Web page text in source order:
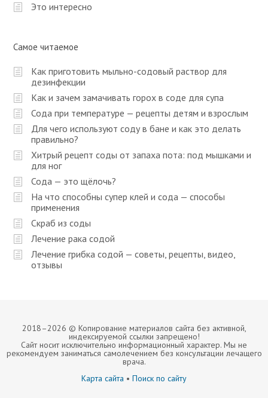
Это интересно
Самое читаемое
Как приготовить мыльно-содовый раствор для
дезинфекции
Как и зачем замачивать горох в соде для супа
Сода при температуре — рецепты детям и взрослым
Для чего используют соду в бане и как это делать
правильно?
Хитрый рецепт соды от запаха пота: под мышками и
для ног
Сода — это щёлочь?
На что способны супер клей и сода — способы
применения
Скраб из соды
Лечение рака содой
Лечение грибка содой — советы, рецепты, видео,
отзывы
2018–2026 © Копирование материалов сайта без активной,
индексируемой ссылки запрещено!
Сайт носит исключительно информационный характер. Мы не
рекомендуем заниматься самолечением без консультации лечащего
врача.
Карта сайта • Поиск по сайту